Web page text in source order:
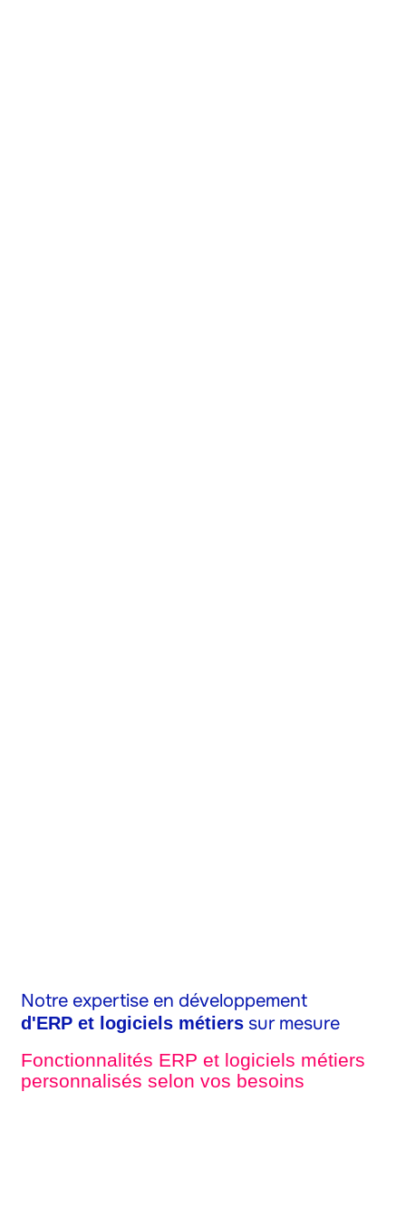
Notre expertise en développement
d'ERP et logiciels métierssur mesure
Fonctionnalités ERP et logiciels métiers
personnalisés selon vos besoins